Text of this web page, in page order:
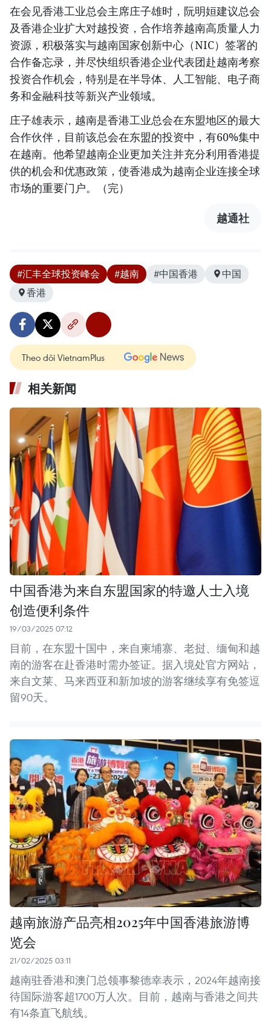
在会见香港工业总会主席庄子雄时，阮明姮建议总会
及香港企业扩大对越投资，合作培养越南高质量人力
资源，积极落实与越南国家创新中心（NIC）签署的
合作备忘录，并尽快组织香港企业代表团赴越南考察
投资合作机会，特别是在半导体、人工智能、电子商
务和金融科技等新兴产业领域。
庄子雄表示，越南是香港工业总会在东盟地区的最大
合作伙伴，目前该总会在东盟的投资中，有60%集中
在越南。他希望越南企业更加关注并充分利用香港提
供的机会和优惠政策，使香港成为越南企业连接全球
市场的重要门户。（完）
越通社
#汇丰全球投资峰会 #越南 #中国香港
中国
香港
Theo dõi VietnamPlus
相关新闻
中国香港为来自东盟国家的特邀人士入境
创造便利条件
19/03/2025 07:12
目前，在东盟十国中，来自柬埔寨、老挝、缅甸和越
南的游客在赴香港时需办签证。据入境处官方网站，
来自文莱、马来西亚和新加坡的游客继续享有免签逗
留90天。
越南旅游产品亮相2025年中国香港旅游博
览会
21/02/2025 03:11
越南驻香港和澳门总领事黎德幸表示，2024年越南接
待国际游客超1700万人次。目前，越南与香港之间共
有14条直飞航线。